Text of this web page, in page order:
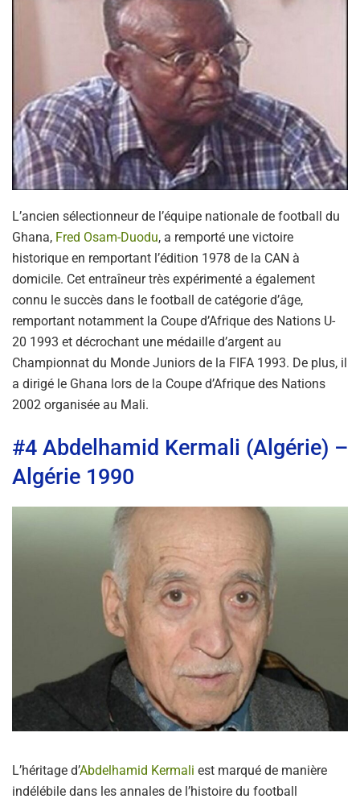
L’ancien sélectionneur de l’équipe nationale de football du
Ghana, Fred Osam-Duodu, a remporté une victoire
historique en remportant l’édition 1978 de la CAN à
domicile. Cet entraîneur très expérimenté a également
connu le succès dans le football de catégorie d’âge,
remportant notamment la Coupe d’Afrique des Nations U-
20 1993 et ​​décrochant une médaille d’argent au
Championnat du Monde Juniors de la FIFA 1993. De plus, il
a dirigé le Ghana lors de la Coupe d’Afrique des Nations
2002 organisée au Mali.
#4 Abdelhamid Kermali (Algérie) –
Algérie 1990
L’héritage d’Abdelhamid Kermali est marqué de manière
indélébile dans les annales de l’histoire du football